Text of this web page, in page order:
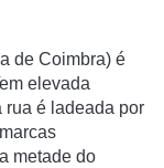
de Coimbra) é
elevada
rua é ladeada por
metade do